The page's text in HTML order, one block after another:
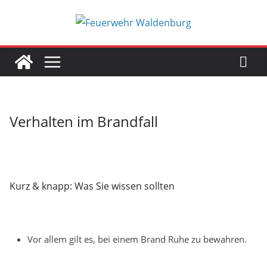
Verhalten im Brandfall
Kurz & knapp: Was Sie wissen sollten
Vor allem gilt es, bei einem Brand Ruhe zu bewahren.